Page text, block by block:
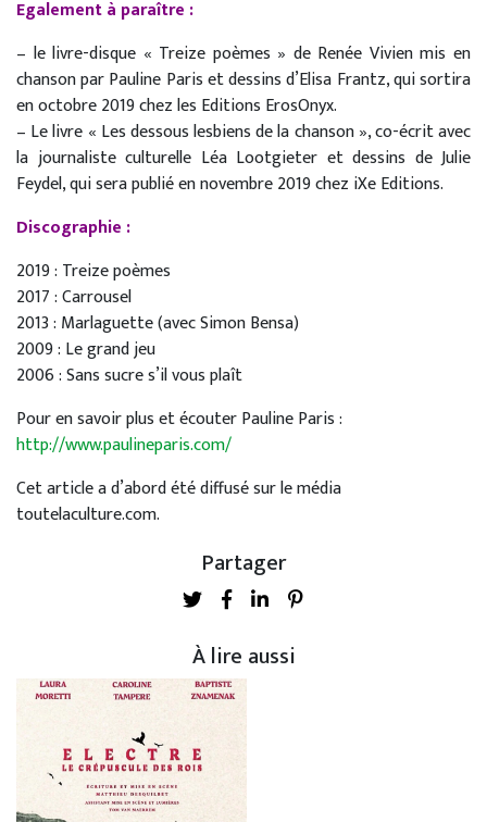
Egalement à paraître :
– le livre-disque « Treize poèmes » de Renée Vivien mis en
chanson par Pauline Paris et dessins d’Elisa Frantz, qui sortira
en octobre 2019 chez les Editions ErosOnyx.
– Le livre « Les dessous lesbiens de la chanson », co-écrit avec
la journaliste culturelle Léa Lootgieter et dessins de Julie
Feydel, qui sera publié en novembre 2019 chez iXe Editions.
Discographie :
2019 : Treize poèmes
2017 : Carrousel
2013 : Marlaguette (avec Simon Bensa)
2009 : Le grand jeu
2006 : Sans sucre s’il vous plaît
Pour en savoir plus et écouter Pauline Paris :
http://www.paulineparis.com/
Cet article a d’abord été diffusé sur le média
toutelaculture.com.
Partager
À lire aussi